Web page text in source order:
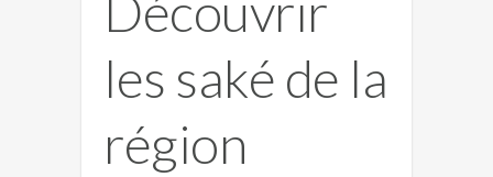
les saké de la
région